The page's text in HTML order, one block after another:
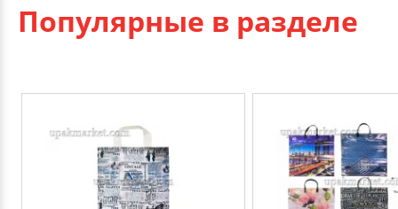
Популярные в разделе